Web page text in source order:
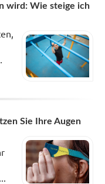
wird: Wie steige ich
Sie Ihre Augen